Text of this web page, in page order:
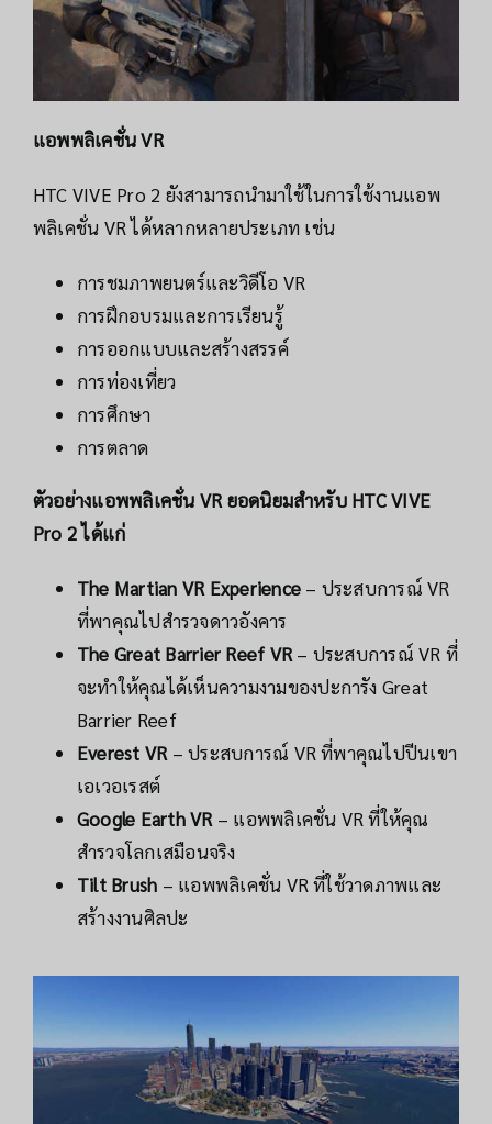
แอพพลิเคชั่น VR
HTC VIVE Pro 2 ยังสามารถนำมาใช้ในการใช้งานแอพ
พลิเคชั่น VR ได้หลากหลายประเภท เช่น
การชมภาพยนตร์และวิดีโอ VR
การฝึกอบรมและการเรียนรู้
การออกแบบและสร้างสรรค์
การท่องเที่ยว
การศึกษา
การตลาด
ตัวอย่างแอพพลิเคชั่น VR ยอดนิยมสำหรับ HTC VIVE
Pro 2 ได้แก่
The Martian VR Experience– ประสบการณ์ VR
ที่พาคุณไปสำรวจดาวอังคาร
The Great Barrier Reef VR– ประสบการณ์ VR ที่
จะทำให้คุณได้เห็นความงามของปะการัง Great
Barrier Reef
Everest VR – ประสบการณ์ VR ที่พาคุณไปปีนเขา
เอเวอเรสต์
Google Earth VR – แอพพลิเคชั่น VR ที่ให้คุณ
สำรวจโลกเสมือนจริง
Tilt Brush – แอพพลิเคชั่น VR ที่ใช้วาดภาพและ
สร้างงานศิลปะ